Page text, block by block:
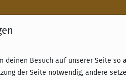
& Retoure ab 49 € (innerhalb
deinen Besuch auf unserer Seite
der Seite notwendig, andere